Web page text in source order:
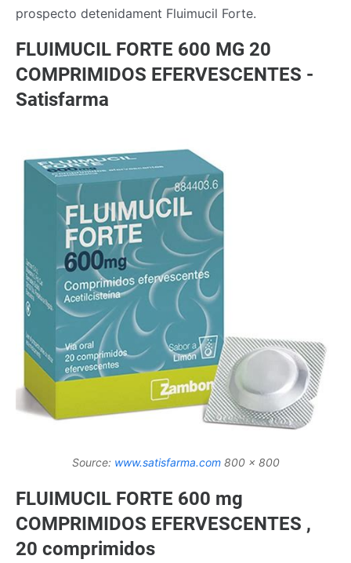
prospecto detenidament Fluimucil Forte.
FLUIMUCIL FORTE 600 MG 20
COMPRIMIDOS EFERVESCENTES -
Satisfarma
Source: www.satisfarma.com800 x 800
FLUIMUCIL FORTE 600 mg
COMPRIMIDOS EFERVESCENTES ,
20 comprimidos